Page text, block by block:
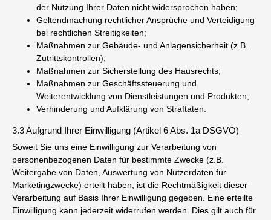
der Nutzung Ihrer Daten nicht widersprochen haben;
Geltendmachung rechtlicher Ansprüche und Verteidigung
bei rechtlichen Streitigkeiten;
Maßnahmen zur Gebäude- und Anlagensicherheit (z.B.
Zutrittskontrollen);
Maßnahmen zur Sicherstellung des Hausrechts;
Maßnahmen zur Geschäftssteuerung und
Weiterentwicklung von Dienstleistungen und Produkten;
Verhinderung und Aufklärung von Straftaten.
3.3 Aufgrund Ihrer Einwilligung (Artikel 6 Abs. 1a DSGVO)
Soweit Sie uns eine Einwilligung zur Verarbeitung von
personenbezogenen Daten für bestimmte Zwecke (z.B.
Weitergabe von Daten, Auswertung von Nutzerdaten für
Marketingzwecke) erteilt haben, ist die Rechtmäßigkeit dieser
Verarbeitung auf Basis Ihrer Einwilligung gegeben. Eine erteilte
Einwilligung kann jederzeit widerrufen werden. Dies gilt auch für